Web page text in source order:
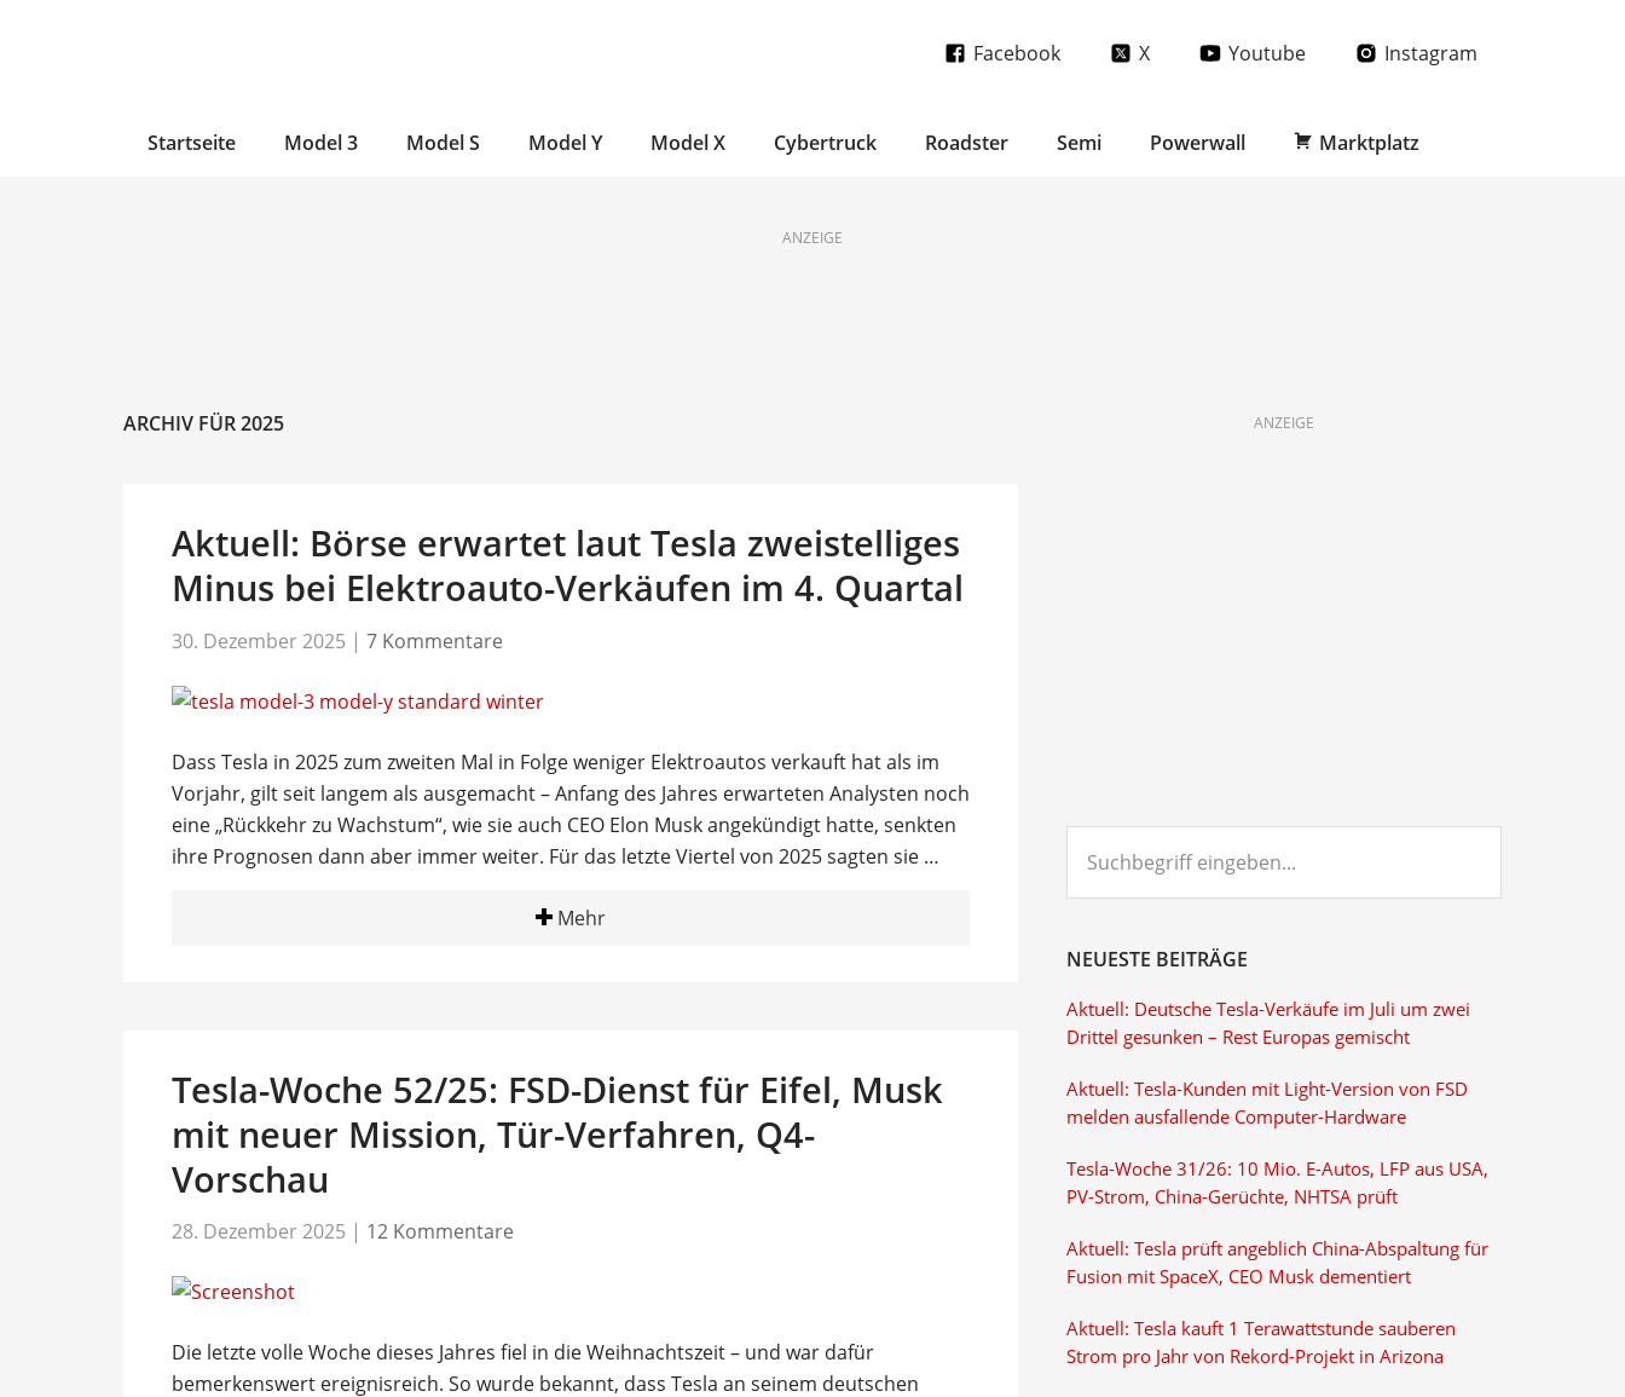
Facebook X Youtube Instagram
Startseite Model 3 Model S Model Y Model X Cybertruck Roadster Semi Powerwall Marktplatz
ANZEIGE
ARCHIV FÜR 2025
Aktuell: Börse erwartet laut Tesla zweistelliges
Minus bei Elektroauto-Verkäufen im 4. Quartal
30. Dezember 2025 | 7 Kommentare
Dass Tesla in 2025 zum zweiten Mal in Folge weniger Elektroautos verkauft hat als im
Vorjahr, gilt seit langem als ausgemacht – Anfang des Jahres erwarteten Analysten noch
eine „Rückkehr zu Wachstum“, wie sie auch CEO Elon Musk angekündigt hatte, senkten
ihre Prognosen dann aber immer weiter. Für das letzte Viertel von 2025 sagten sie …
Mehr
Tesla-Woche 52/25: FSD-Dienst für Eifel, Musk
mit neuer Mission, Tür-Verfahren, Q4-
Vorschau
28. Dezember 2025 | 12 Kommentare
Die letzte volle Woche dieses Jahres fiel in die Weihnachtszeit – und war dafür
bemerkenswert ereignisreich. So wurde bekannt, dass Tesla an seinem deutschen
ANZEIGE
eingeben...
NEUESTE BEITRÄGE
Aktuell: Deutsche Tesla-Verkäufe im Juli um zwei
Drittel gesunken – Rest Europas gemischt
Aktuell: Tesla-Kunden mit Light-Version von FSD
melden ausfallende Computer-Hardware
Tesla-Woche 31/26: 10 Mio. E-Autos, LFP aus USA,
PV-Strom, China-Gerüchte, NHTSA prüft
Aktuell: Tesla prüft angeblich China-Abspaltung für
Fusion mit SpaceX, CEO Musk dementiert
Aktuell: Tesla kauft 1 Terawattstunde sauberen
Strom pro Jahr von Rekord-Projekt in Arizona